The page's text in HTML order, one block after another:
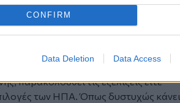
CONFIRM
Data Deletion Data Access
στον Παλαιστινιακό λαό και
κράτους, σύμφωνα με το ομόφωνο
αλληλέγγυοι και σε κάθε
τον ξεριζωμό και την εξαθλίωση. Σε
Ευρωπαϊκής Ένωσης, αντί να
παρακολουθεί τις εξελίξεις είτε
των ΗΠΑ. Όπως δυστυχώς κάνει